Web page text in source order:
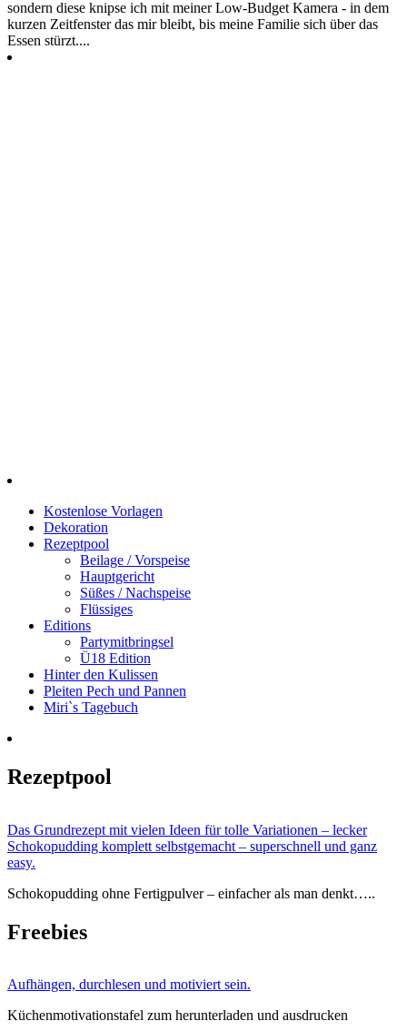
sondern diese knipse ich mit meiner Low-Budget Kamera - in dem
kurzen Zeitfenster das mir bleibt, bis meine Familie sich über das
Essen stürzt....
Kostenlose Vorlagen
Dekoration
Rezeptpool
Beilage / Vorspeise
Hauptgericht
Süßes / Nachspeise
Flüssiges
Editions
Partymitbringsel
Ü18 Edition
Hinter den Kulissen
Pleiten Pech und Pannen
Miri`s Tagebuch
Rezeptpool
Das Grundrezept mit vielen Ideen für tolle Variationen – lecker
Schokopudding komplett selbstgemacht – superschnell und ganz
easy.
Schokopudding ohne Fertigpulver – einfacher als man denkt…..
Freebies
Aufhängen, durchlesen und motiviert sein.
Küchenmotivationstafel zum herunterladen und ausdrucken